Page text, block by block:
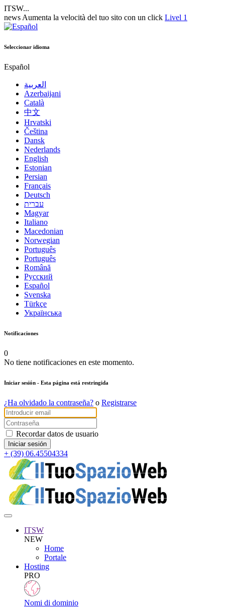
ITSW...
news Aumenta la velocità del tuo sito con un click Livel 1
Seleccionar idioma
Español
العربية
Azerbaijani
Català
中文
Hrvatski
Čeština
Dansk
Nederlands
English
Estonian
Persian
Français
Deutsch
עברית
Magyar
Italiano
Macedonian
Norwegian
Português
Português
Română
Русский
Español
Svenska
Türkçe
Українська
Notificaciones
0
No tiene notificaciones en este momento.
Iniciar sesión - Esta página está restringida
¿Ha olvidado la contraseña? o Registrarse
Recordar datos de usuario
+ (39) 06.45504334
ITSW
NEW
Home
Portale
Hosting
PRO
Nomi di dominio